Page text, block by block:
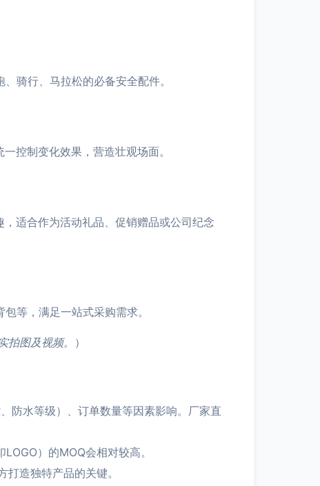
骑行、马拉松的必备安全配件。
控制变化效果，营造壮观场面。
适合作为活动礼品、促销赠品或公司纪念
等，满足一站式采购需求。
图及视频。 ）
防水等级）、订单数量等因素影响。厂家直
）的MOQ会相对较高。
造独特产品的关键。